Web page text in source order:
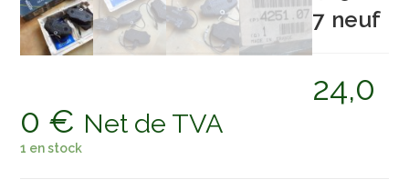
7 neuf
24,0
0 € Net de TVA
1 en stock